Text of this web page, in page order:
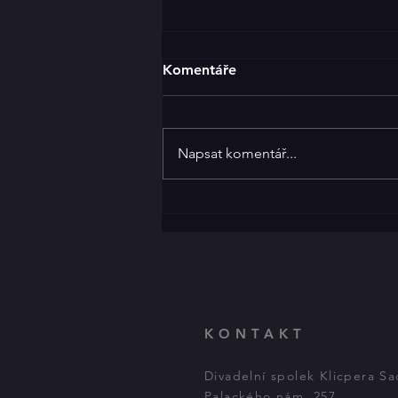
Klicperáky za dveřmi
25.ročník krajské postupové
divadelní dny startuje již tento
čtvrtek. Program...
Komentáře
Napsat komentář...
KONTAKT
Divadelní spolek Klicpera